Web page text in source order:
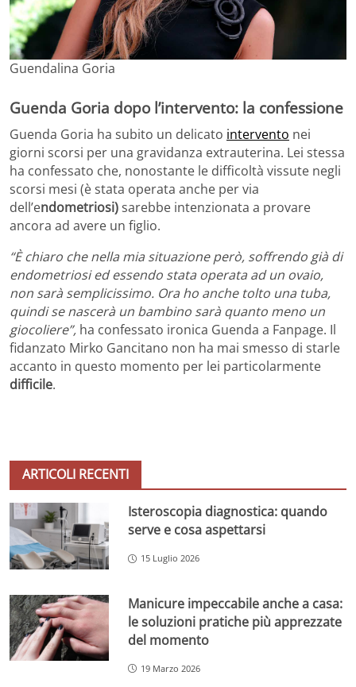
Guendalina Goria
Guenda Goria dopo l’intervento: la confessione
Guenda Goria ha subito un delicato intervento nei
giorni scorsi per una gravidanza extrauterina. Lei stessa
ha confessato che, nonostante le difficoltà vissute negli
scorsi mesi (è stata operata anche per via
dell’endometriosi)sarebbe intenzionata a provare
ancora ad avere un figlio.
“È chiaro che nella mia situazione però, soffrendo già di
endometriosi ed essendo stata operata ad un ovaio,
non sarà semplicissimo. Ora ho anche tolto una tuba,
quindi se nascerà un bambino sarà quanto meno un
giocoliere”, ha confessato ironica Guenda a Fanpage. Il
fidanzato Mirko Gancitano non ha mai smesso di starle
accanto in questo momento per lei particolarmente
difficile.
ARTICOLI RECENTI
Isteroscopia diagnostica: quando
serve e cosa aspettarsi
15 Luglio 2026
Manicure impeccabile anche a casa:
le soluzioni pratiche più apprezzate
del momento
19 Marzo 2026